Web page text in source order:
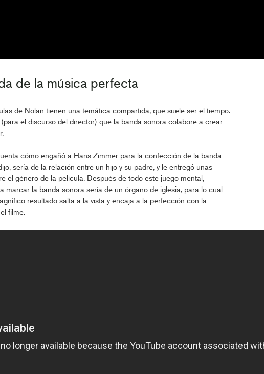
de la música perfecta
de Nolan tienen una temática compartida, que suele ser el tiempo.
el discurso del director) que la banda sonora colabore a crear
cómo engañó a Hans Zimmer para la confección de la banda
sería de la relación entre un hijo y su padre, y le entregó unas
el género de la película. Después de todo este juego mental,
marcar la banda sonora sería de un órgano de iglesia, para lo cual
resultado salta a la vista y encaja a la perfección con la
filme.